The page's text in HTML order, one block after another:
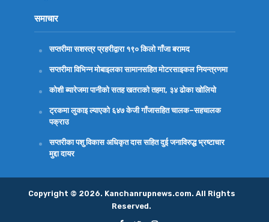
समाचार
सप्तरीमा सशस्त्र प्रहरीद्वारा १९० किलो गाँजा बरामद
सप्तरीमा विभिन्न मोबाइलका सामानसहित मोटरसाइकल नियन्त्रणमा
कोशी ब्यारेजमा पानीको सतह खतराको तहमा, ३४ ढोका खोलियो
ट्रकमा लुकाइ ल्याएको ६४७ केजी गाँजासहित चालक–सहचालक
पक्राउ
सप्तरीका पशु विकास अधिकृत दास सहित दुई जनाविरुद्ध भ्रष्टाचार
मुद्दा दायर
Copyright © 2026. Kanchanrupnews.com. All Rights
Reserved.